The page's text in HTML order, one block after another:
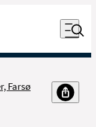
Åben
Udfør søgning
Farsø